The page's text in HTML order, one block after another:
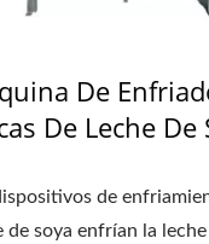
De
De Leche De
de
de soya enfrían la